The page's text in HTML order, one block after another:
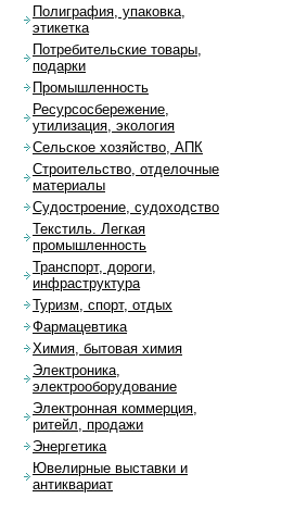
Полиграфия, упаковка,
этикетка
Потребительские товары,
подарки
Промышленность
Ресурсосбережение,
утилизация, экология
Сельское хозяйство, АПК
Строительство, отделочные
материалы
Судостроение, судоходство
Текстиль. Легкая
промышленность
Транспорт, дороги,
инфраструктура
Туризм, спорт, отдых
Фармацевтика
Химия, бытовая химия
Электроника,
электрооборудование
Электронная коммерция,
ритейл, продажи
Энергетика
Ювелирные выставки и
антиквариат